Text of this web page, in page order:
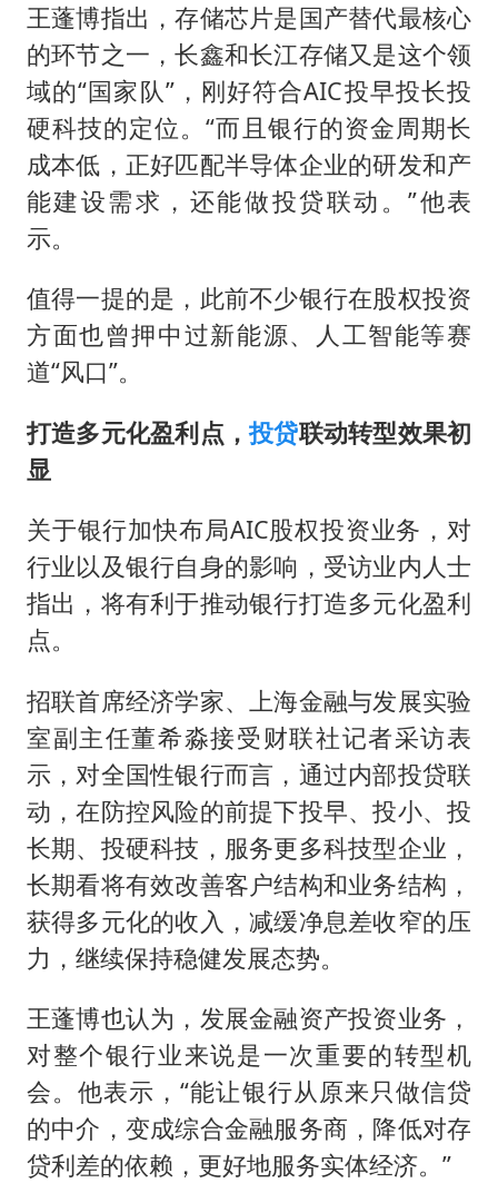
王蓬博指出，存储芯片是国产替代最核心
的环节之一，长鑫和长江存储又是这个领
域的“国家队”，刚好符合AIC投早投长投
硬科技的定位。“而且银行的资金周期长
成本低，正好匹配半导体企业的研发和产
能建设需求，还能做投贷联动。”他表
示。
值得一提的是，此前不少银行在股权投资
方面也曾押中过新能源、人工智能等赛
道“风口”。
打造多元化盈利点，投贷联动转型效果初
显
关于银行加快布局AIC股权投资业务，对
行业以及银行自身的影响，受访业内人士
指出，将有利于推动银行打造多元化盈利
点。
招联首席经济学家、上海金融与发展实验
室副主任董希淼接受财联社记者采访表
示，对全国性银行而言，通过内部投贷联
动，在防控风险的前提下投早、投小、投
长期、投硬科技，服务更多科技型企业，
长期看将有效改善客户结构和业务结构，
获得多元化的收入，减缓净息差收窄的压
力，继续保持稳健发展态势。
王蓬博也认为，发展金融资产投资业务，
对整个银行业来说是一次重要的转型机
会。他表示，“能让银行从原来只做信贷
的中介，变成综合金融服务商，降低对存
贷利差的依赖，更好地服务实体经济。”